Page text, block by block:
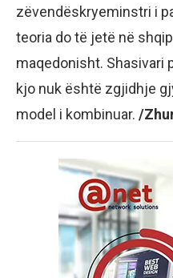
zëvendëskryeminstri i
teoria do të jetë në
maqedonisht. Shasivari
kjo nuk është zgjidhje
model i kombinuar. /